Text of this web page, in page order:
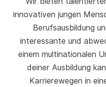
innovativen jungen
Berufsausbildung
interessante und
einem multinationalen
deiner Ausbildung
Karrierewegen in